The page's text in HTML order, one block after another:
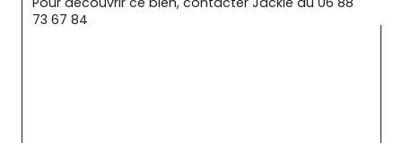
73 67 84